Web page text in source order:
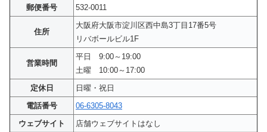
郵便番号
532-0011
住所
大阪府大阪市淀川区西中島3丁目17番5号
リバボールビル1F
営業時間
平日 9:00～19:00
土曜 10:00～17:00
定休日
日曜・祝日
電話番号
06-6305-8043
ウェブサイト
店舗ウェブサイトはなし